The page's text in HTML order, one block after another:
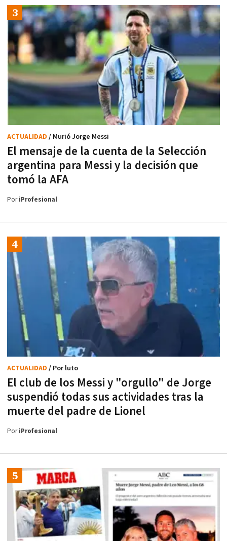
El mensaje de la cuenta de la Selección
argentina para Messi y la decisión que
tomó la AFA
ACTUALIDAD / Murió Jorge Messi
PoriProfesional
El club de los Messi y "orgullo" de Jorge
suspendió todas sus actividades tras la
muerte del padre de Lionel
ACTUALIDAD / Por luto
PoriProfesional